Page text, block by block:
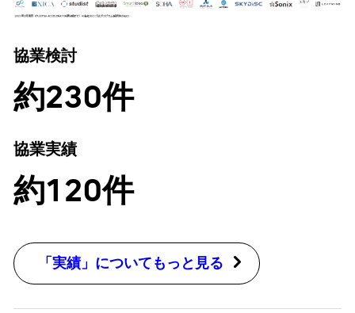
協業検討
約230件
協業実績
約120件
「実績」についてもっと見る